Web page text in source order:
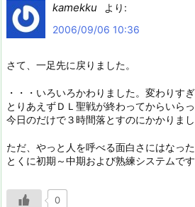
kamekku
より:
2006/09/06 10:36
さて、一足先に戻りました。
・・・いろいろかわりました。変わりすぎ
とりあえずＤＬ聖戦が終わってからいらっ
今日のだけで３時間落とすのにかかりま
ただ、やっと人を呼べる面白さにはなった
とくに初期～中期および熟練システムです
0